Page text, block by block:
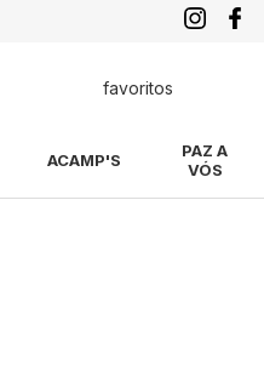
favoritos
ACAMP'S
PAZ A
VÓS